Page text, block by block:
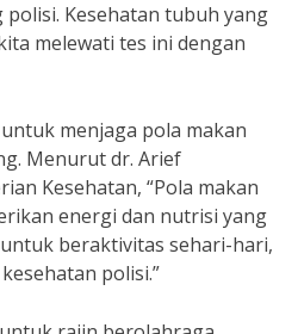
Kesehatan tubuh yang
melewati tes ini dengan
menjaga pola makan
Menurut dr. Arief
Kesehatan, “Pola makan
energi dan nutrisi yang
beraktivitas sehari-hari,
polisi.”